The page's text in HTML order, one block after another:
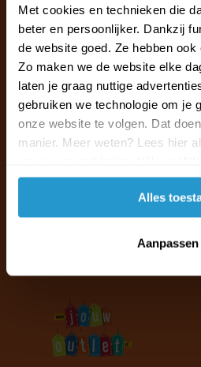
Met cookies en technieken die
beter en persoonlijker. Dankzij
de website goed. Ze hebben
Zo maken we de website elke
laten je graag nuttige
gebruiken we technologie om je
onze website te volgen. Dat
manier. Meer weten? Lees hier
accepteren.
Alles
Aanpassen
Wij staan voor u
Ma t/m vr van
+31 (0)13 785 62 41
Naar de klantenservice & FAQ
info@jouwoutlet.nl